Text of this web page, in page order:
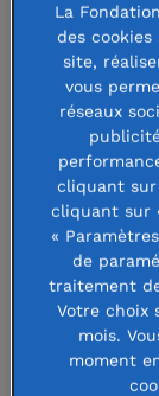
au grand
sa stratégie
démarche
salariés au-
Avec, pour
et durable
À lire aussi
La
des
site,
vous
réseaux
cliquant sur
cliquant sur
«
de
traitement
Votre choix
mois.
moment